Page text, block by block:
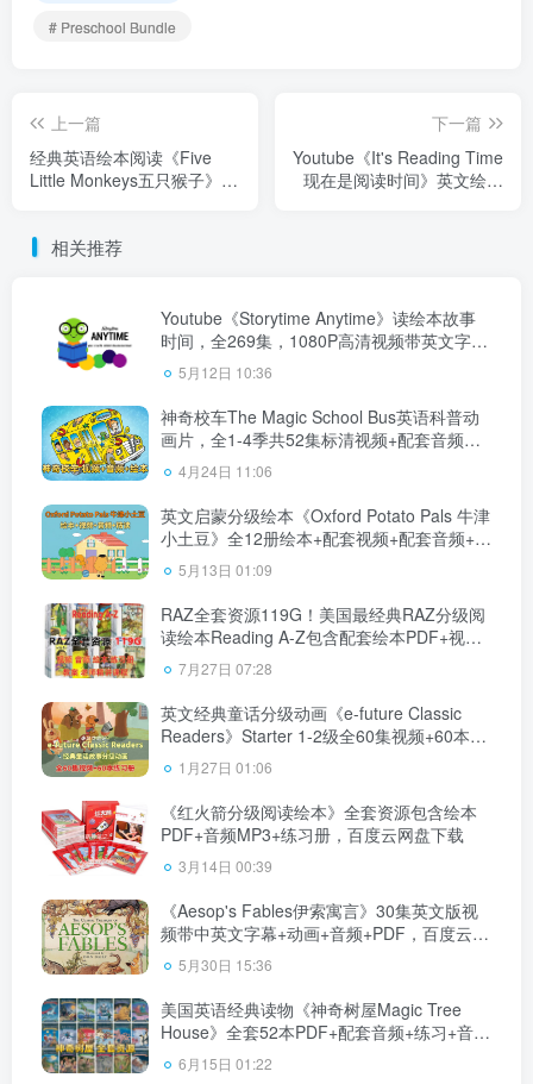
# Preschool Bundle
上一篇
经典英语绘本阅读《Five
Little Monkeys五只猴子》全
下一篇
Youtube《It's Reading Time
现在是阅读时间》英文绘本
相关推荐
Youtube《Storytime Anytime》读绘本故事
时间，全269集，1080P高清视频带英文字
幕，带配套音频MP3，百度云网盘下载！
5月12日 10:36
神奇校车The Magic School Bus英语科普动
画片，全1-4季共52集标清视频+配套音频
+PDF绘本，百度云网盘下载！
4月24日 11:06
英文启蒙分级绘本《Oxford Potato Pals 牛津
小土豆》全12册绘本+配套视频+配套音频+配
套精读，百度云网盘下载！
5月13日 01:09
RAZ全套资源119G！美国最经典RAZ分级阅
读绘本Reading A-Z包含配套绘本PDF+视频
+音频MP3+练习册+高频单词，附Peggy老师
中文讲解课，百度云网盘下载！
7月27日 07:28
英文经典童话分级动画《e-future Classic
Readers》Starter 1-2级全60集视频+60本练
习册+配套音频MP3，百度云网盘下载！
1月27日 01:06
《红火箭分级阅读绘本》全套资源包含绘本
PDF+音频MP3+练习册，百度云网盘下载
3月14日 00:39
《Aesop's Fables伊索寓言》30集英文版视
频带中英文字幕+动画+音频+PDF，百度云网
盘下载！
5月30日 15:36
美国英语经典读物《神奇树屋Magic Tree
House》全套52本PDF+配套音频+练习+音乐
剧！百度云网盘下载！
6月15日 01:22